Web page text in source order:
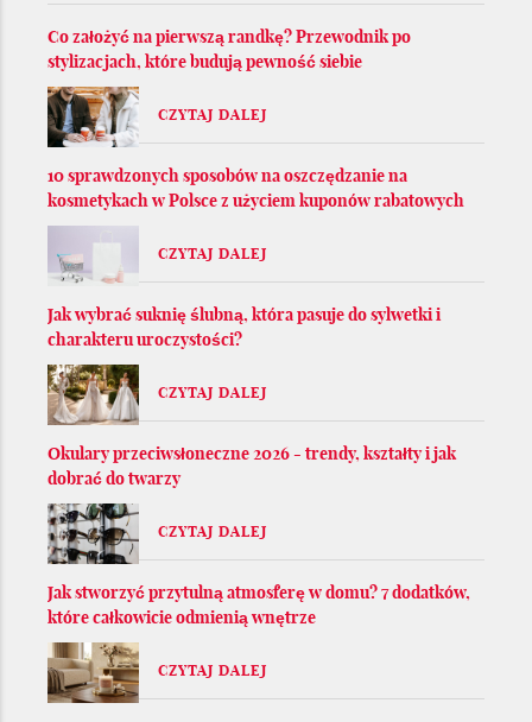
Co założyć na pierwszą randkę? Przewodnik po
stylizacjach, które budują pewność siebie
CZYTAJ DALEJ
10 sprawdzonych sposobów na oszczędzanie na
kosmetykach w Polsce z użyciem kuponów rabatowych
CZYTAJ DALEJ
Jak wybrać suknię ślubną, która pasuje do sylwetki i
charakteru uroczystości?
CZYTAJ DALEJ
Okulary przeciwsłoneczne 2026 - trendy, kształty i jak
dobrać do twarzy
CZYTAJ DALEJ
Jak stworzyć przytulną atmosferę w domu? 7 dodatków,
które całkowicie odmienią wnętrze
CZYTAJ DALEJ